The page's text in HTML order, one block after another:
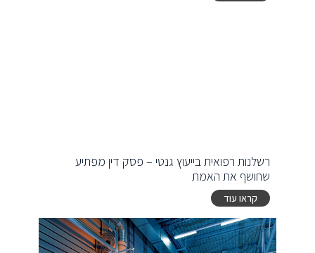
רשלנות רפואית בייעוץ גנטי – פסק דין מפתיע
שחושף את האמת
קראו עוד